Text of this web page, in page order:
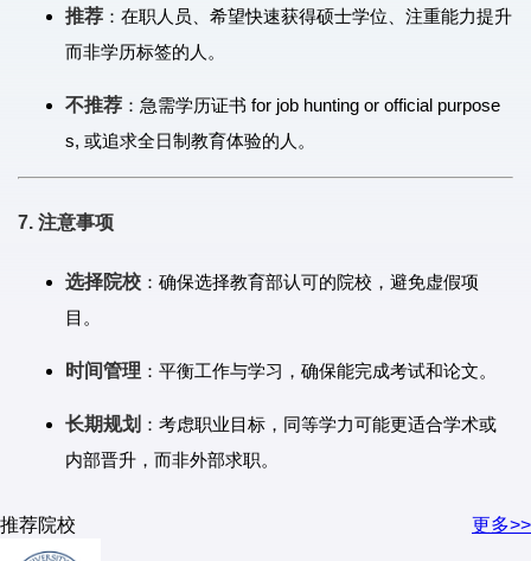
推荐 ：在职人员、希望快速获得硕士学位、注重能力提升
而非学历标签的人。
不推荐 ：急需学历证书 for job hunting or official purpose
s, 或追求全日制教育体验的人。
7. 注意事项
选择院校 ：确保选择教育部认可的院校，避免虚假项
目。
时间管理 ：平衡工作与学习，确保能完成考试和论文。
长期规划 ：考虑职业目标，同等学力可能更适合学术或
内部晋升，而非外部求职。
推荐院校 更多>>